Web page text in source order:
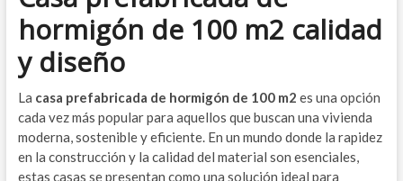
hormigón de 100 m2 calidad
y diseño
La casa prefabricada de hormigón de 100 m2 es una opción
cada vez más popular para aquellos que buscan una vivienda
moderna, sostenible y eficiente. En un mundo donde la rapidez
en la construcción y la calidad del material son esenciales,
estas casas se presentan como una solución ideal para